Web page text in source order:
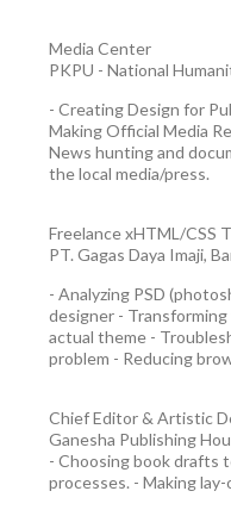
Media Center
PKPU - National
- Creating Design for
Making Official Media
News hunting and
the local media/press.
Freelance xHTML/CSS
PT. Gagas Daya Imaji,
- Analyzing PSD
designer -
actual theme -
problem - Reducing
Chief Editor & Artistic
Ganesha Publishing
- Choosing book drafts
processes. - Making